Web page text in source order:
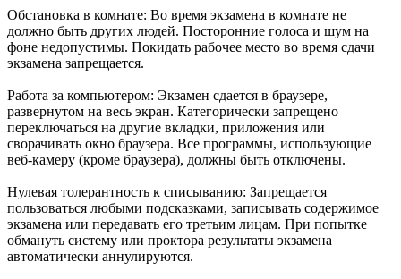
Обстановка в комнате: Во время экзамена в комнате не
должно быть других людей. Посторонние голоса и шум на
фоне недопустимы. Покидать рабочее место во время сдачи
экзамена запрещается.
Работа за компьютером: Экзамен сдается в браузере,
развернутом на весь экран. Категорически запрещено
переключаться на другие вкладки, приложения или
сворачивать окно браузера. Все программы, использующие
веб-камеру (кроме браузера), должны быть отключены.
Нулевая толерантность к списыванию: Запрещается
пользоваться любыми подсказками, записывать содержимое
экзамена или передавать его третьим лицам. При попытке
обмануть систему или проктора результаты экзамена
автоматически аннулируются.